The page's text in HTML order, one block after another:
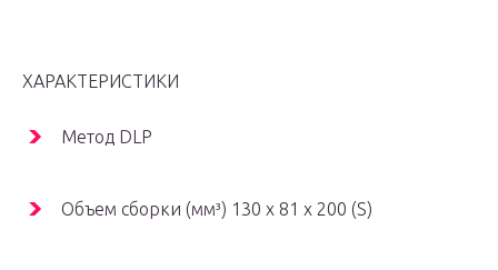
ХАРАКТЕРИСТИКИ
Метод DLP
Объем сборки (мм³) 130 x 81 x 200 (S)